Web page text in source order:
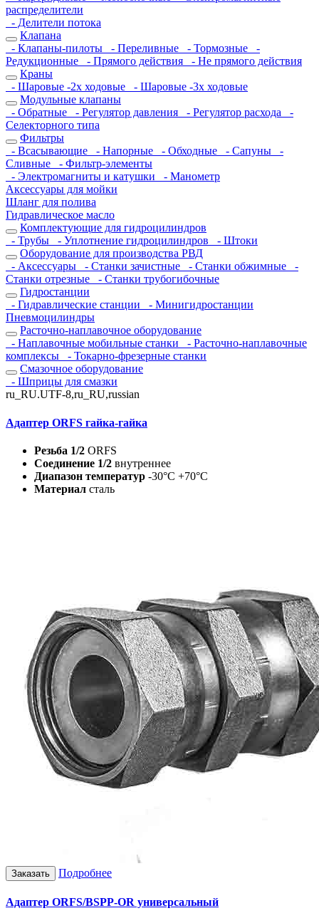
распределители
- Делители потока
Клапана
- Клапаны-пилоты
- Переливные - Тормозные
-
Редукционные
- Прямого действия
- Не прямого действия
Краны
- Шаровые -2х ходовые
- Шаровые -3х ходовые
Модульные клапаны
- Обратные
- Регулятор давления - Регулятор расхода
-
Селекторного типа
Фильтры
- Всасывающие
- Напорные - Обходные - Сапуны
-
Сливные
- Фильтр-элементы
- Электромагниты и катушки
- Манометр
Аксессуары для мойки
Шланг для полива
Гидравлическое масло
Комплектующие для гидроцилиндров
- Трубы
- Уплотнение гидроцилиндров
- Штоки
Оборудование для производства РВД
- Аксессуары
- Станки зачистные - Станки обжимные
-
Станки отрезные
- Станки трубогибочные
Гидростанции
- Гидравлические станции
- Минигидростанции
Пневмоцилиндры
Расточно-наплавочное оборудование
- Наплавочные мобильные станки
- Расточно-наплавочные
комплексы
- Токарно-фрезерные станки
Смазочное оборудование
- Шприцы для смазки
ru_RU.UTF-8,ru_RU,russian
Адаптер ORFS гайка-гайка
Резьба 1/2 ORFS
Соединение 1/2 внутреннее
Диапазон температур -30°C +70°C
Материал сталь
Заказать Подробнее
Адаптер ORFS/BSPP-OR универсальный